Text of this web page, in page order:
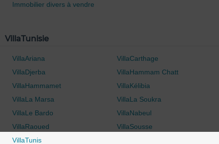
Immobilier divers à vendre
VillaTunisie
VillaAriana
VillaCarthage
VillaDjerba
VillaHammam Chatt
VillaHammamet
VillaKélibia
VillaLa Marsa
VillaLa Soukra
VillaLe Bardo
VillaNabeul
VillaRaoued
VillaSousse
VillaTunis